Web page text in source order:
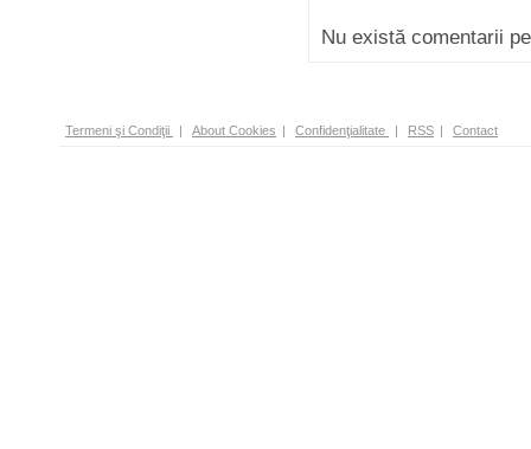
Nu există comentarii
Termeni şi Condiţii | About Cookies | Confidenţialitate | RSS | Contact